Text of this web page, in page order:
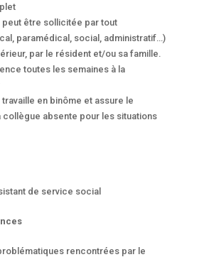
peut être sollicitée par tout
paramédical, social, administratif…)
par le résident et/ou sa famille.
toutes les semaines à la
en binôme et assure le
absente pour les situations
de service social
rencontrées par le